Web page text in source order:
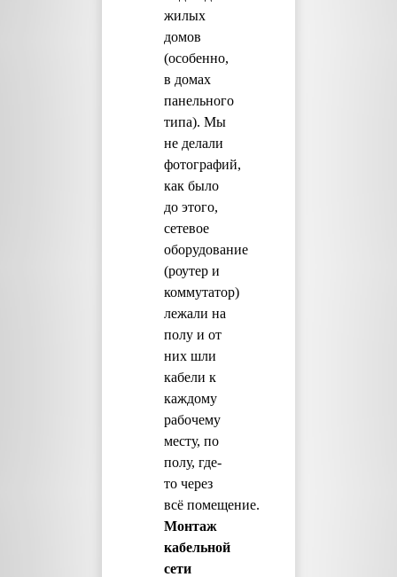
жилых
домов
(особенно,
в домах
панельного
типа). Мы
не делали
фотографий,
как было
до этого,
сетевое
оборудование
(роутер и
коммутатор)
лежали на
полу и от
них шли
кабели к
каждому
рабочему
месту, по
полу, где-
то через
всё помещение.
Монтаж
кабельной
сети